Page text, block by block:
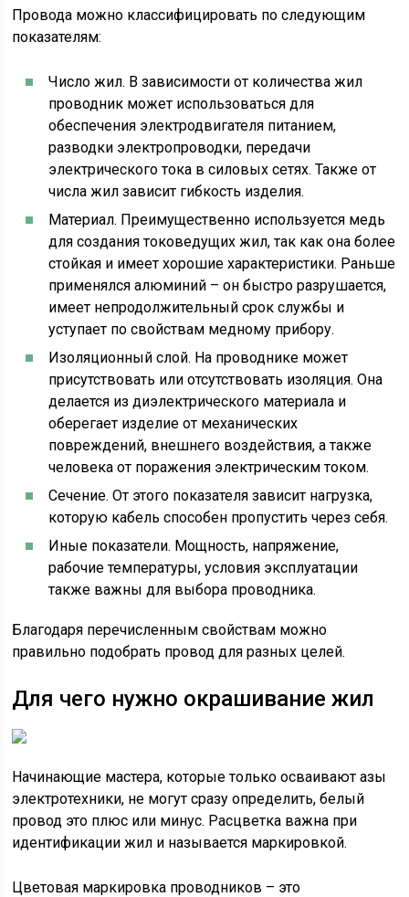
Провода можно классифицировать по следующим
показателям:
Число жил. В зависимости от количества жил
проводник может использоваться для
обеспечения электродвигателя питанием,
разводки электропроводки, передачи
электрического тока в силовых сетях. Также от
числа жил зависит гибкость изделия.
Материал. Преимущественно используется медь
для создания токоведущих жил, так как она более
стойкая и имеет хорошие характеристики. Раньше
применялся алюминий – он быстро разрушается,
имеет непродолжительный срок службы и
уступает по свойствам медному прибору.
Изоляционный слой. На проводнике может
присутствовать или отсутствовать изоляция. Она
делается из диэлектрического материала и
оберегает изделие от механических
повреждений, внешнего воздействия, а также
человека от поражения электрическим током.
Сечение. От этого показателя зависит нагрузка,
которую кабель способен пропустить через себя.
Иные показатели. Мощность, напряжение,
рабочие температуры, условия эксплуатации
также важны для выбора проводника.
Благодаря перечисленным свойствам можно
правильно подобрать провод для разных целей.
Для чего нужно окрашивание жил
Начинающие мастера, которые только осваивают азы
электротехники, не могут сразу определить, белый
провод это плюс или минус. Расцветка важна при
идентификации жил и называется маркировкой.
Цветовая маркировка проводников – это